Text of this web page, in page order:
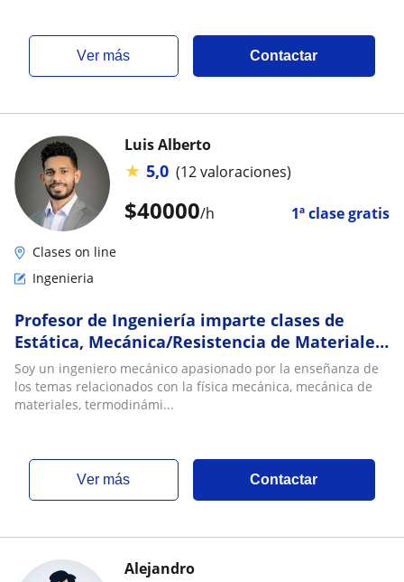
ver más Contactar
$40000/h 1ª clase gratis
Luis Alberto
★ 5,0 (12 valoraciones)
Clases on line
Ingenieria
Profesor de Ingeniería imparte clases de
Estática, Mecánica/Resistencia de Materiales,
Termodinámica y Transferencia de Calor
Soy un ingeniero mecánico apasionado por la enseñanza de
los temas relacionados con la física mecánica, mecánica de
materiales, termodinámi...
ver más Contactar
Alejandro